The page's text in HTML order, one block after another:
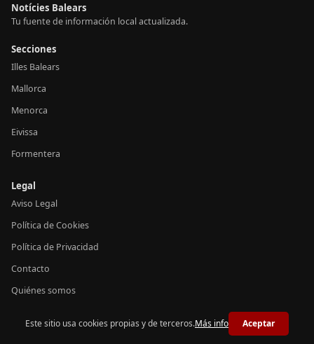
Notícies Balears
Tu fuente de información local actualizada.
Secciones
Illes Balears
Mallorca
Menorca
Eivissa
Formentera
Legal
Aviso Legal
Política de Cookies
Política de Privacidad
Contacto
Quiénes somos
© 2026 Notícies Balears
Este sitio usa cookies propias y de terceros.Más info Aceptar